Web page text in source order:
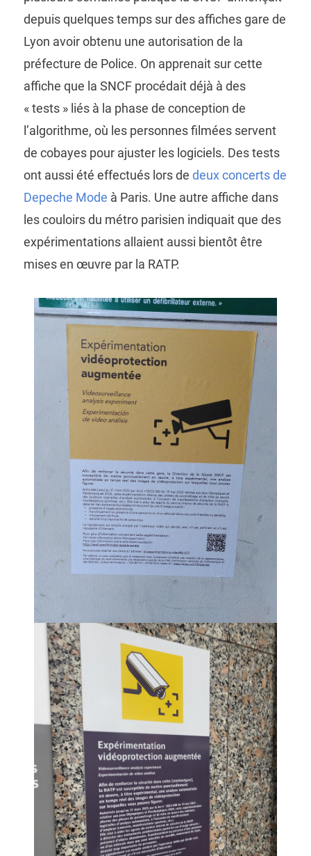
depuis quelques temps sur des affiches gare de
Lyon avoir obtenu une autorisation de la
préfecture de Police. On apprenait sur cette
affiche que la SNCF procédait déjà à des
« tests » liés à la phase de conception de
l’algorithme, où les personnes filmées servent
de cobayes pour ajuster les logiciels. Des tests
ont aussi été effectués lors de deux concerts de
Depeche Mode à Paris. Une autre affiche dans
les couloirs du métro parisien indiquait que des
expérimentations allaient aussi bientôt être
mises en œuvre par la RATP.